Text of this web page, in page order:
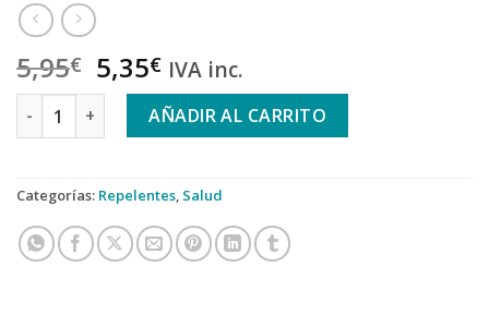
5,95€ 5,35€ IVA inc.
REPEL BITE NATURAL PARCHES ROPA C/CITRONELLA 24
AÑADIR AL CARRITO
Categorías: Repelentes, Salud